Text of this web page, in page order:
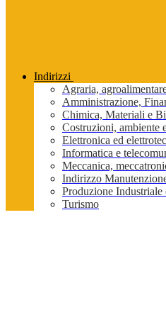
Indirizzi
Agraria,
Amministrazione,
Chimica, Materiali e
Costruzioni, ambiente
Elettronica ed
Informatica e
Meccanica,
Indirizzo
Produzione Industriale
Turismo